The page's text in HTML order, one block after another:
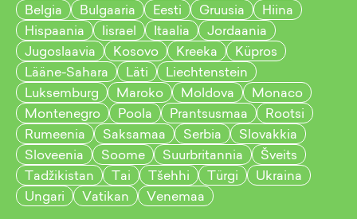
Belgia
Bulgaaria Eesti Gruusia
Hiina
Hispaania
Iisrael Itaalia
Jordaania
Jugoslaavia
Kosovo Kreeka
Küpros
Lääne-Sahara
Läti
Liechtenstein
Luksemburg
Maroko Moldova
Monaco
Montenegro
Poola Prantsusmaa
Rootsi
Rumeenia
Saksamaa Serbia
Slovakkia
Sloveenia
Soome Suurbritannia
Šveits
Tadžikistan
Tai Tšehhi Türgi
Ukraina
Ungari
Vatikan Venemaa